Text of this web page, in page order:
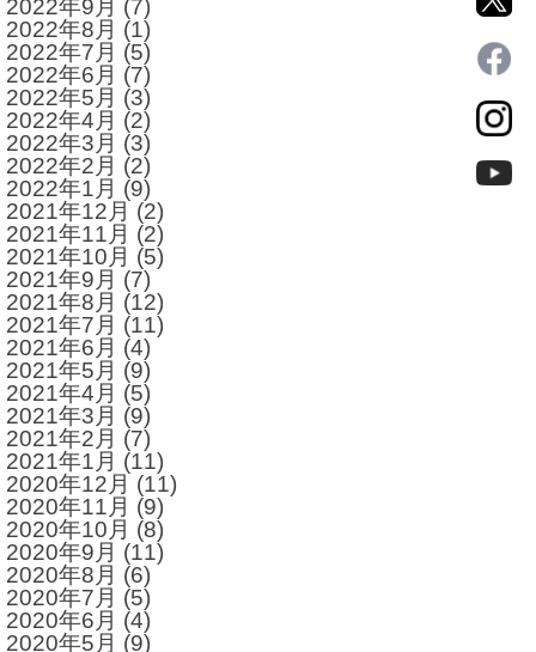
2022年9月 (7)
2022年8月 (1)
2022年7月 (5)
2022年6月 (7)
2022年5月 (3)
2022年4月 (2)
2022年3月 (3)
2022年2月 (2)
2022年1月 (9)
2021年12月 (2)
2021年11月 (2)
2021年10月 (5)
2021年9月 (7)
2021年8月 (12)
2021年7月 (11)
2021年6月 (4)
2021年5月 (9)
2021年4月 (5)
2021年3月 (9)
2021年2月 (7)
2021年1月 (11)
2020年12月 (11)
2020年11月 (9)
2020年10月 (8)
2020年9月 (11)
2020年8月 (6)
2020年7月 (5)
2020年6月 (4)
2020年5月 (9)